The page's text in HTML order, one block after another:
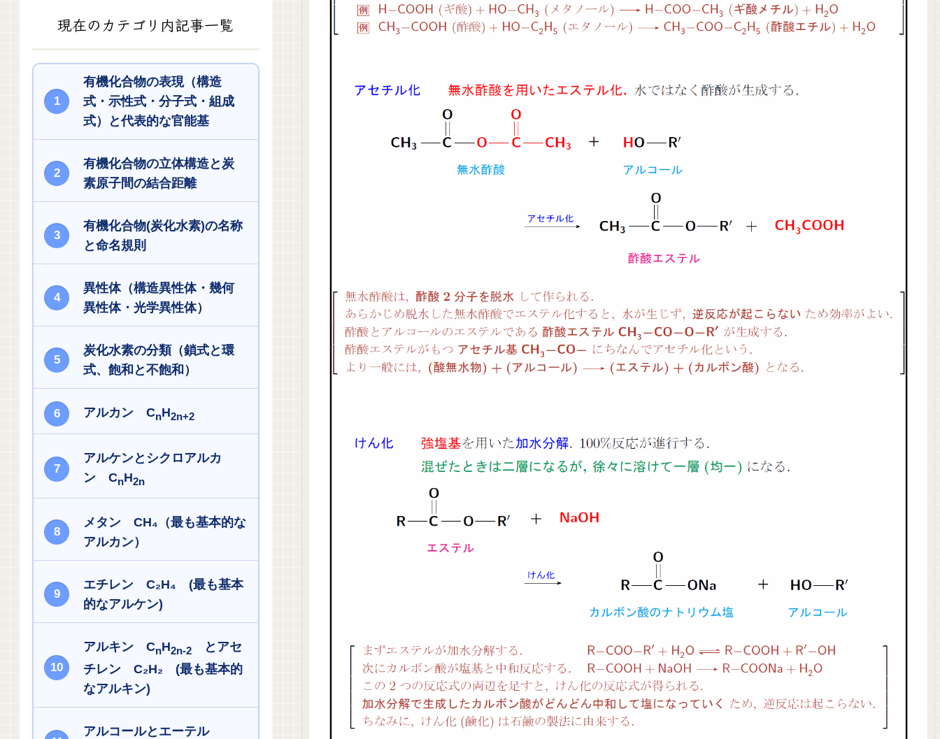
現在のカテゴリ内記事一覧
有機化合物の表現（構造
式・示性式・分子式・組成
式）と代表的な官能基
有機化合物の立体構造と炭
素原子間の結合距離
有機化合物(炭化水素)の名称
と命名規則
異性体（構造異性体・幾何
異性体・光学異性体）
炭化水素の分類（鎖式と環
式、飽和と不飽和）
アルカン CnH2n+2
アルケンとシクロアルカ
ン CnH2n
メタン CH₄（最も基本的な
アルカン）
エチレン C₂H₄ (最も基本
的なアルケン)
アルキン CnH2n-2
とアセ
チレン C₂H₂ (最も基本的
なアルキン)
アルコールとエーテル